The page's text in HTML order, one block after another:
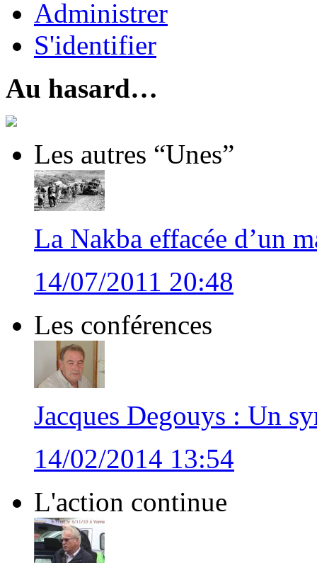
Administrer
S'identifier
Au hasard…
Les autres “Unes”
La Nakba effacée d’un
14/07/2011 20:48
Les conférences
Jacques Degouys : Un
14/02/2014 13:54
L'action continue